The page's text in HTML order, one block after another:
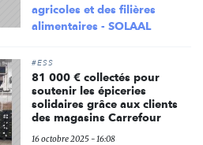
agricoles et des filières
alimentaires - SOLAAL
#ESS
81 000 € collectés pour
soutenir les épiceries
solidaires grâce aux clients
des magasins Carrefour
16 octobre 2025 - 16:08